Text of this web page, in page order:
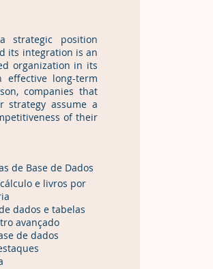
strategic position
its integration is an
organization in its
effective long-term
companies that
strategy assume a
of their
de Base de Dados
e livros por
dados e tabelas
avançado
de dados